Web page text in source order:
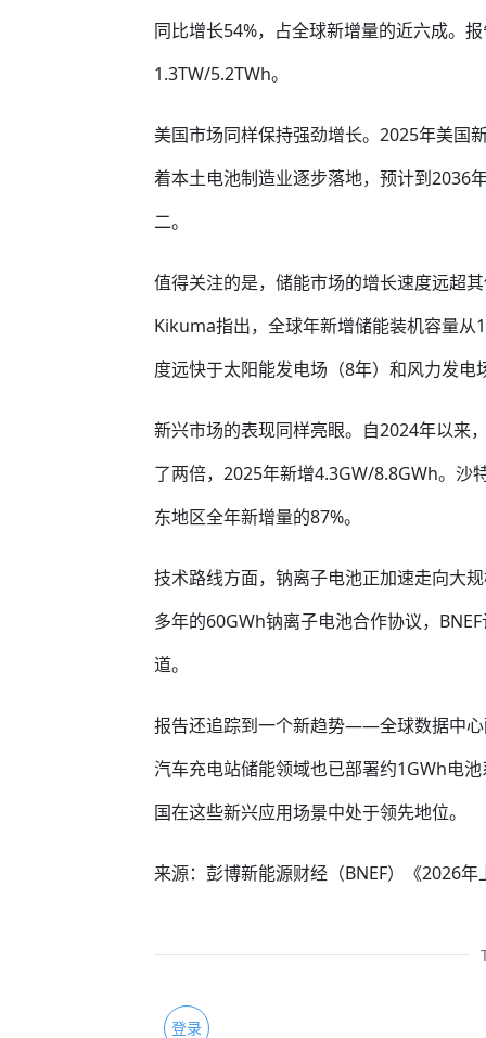
同比增长54%，占全球新增量的近六成。
1.3TW/5.2TWh。
美国市场同样保持强劲增长。2025年美国
着本土电池制造业逐步落地，预计到2036
二。
值得关注的是，储能市场的增长速度远超
Kikuma指出，全球年新增储能装机容量
度远快于太阳能发电场（8年）和风力发电
新兴市场的表现同样亮眼。自2024年以来
了两倍，2025年新增4.3GW/8.8GWh。沙
东地区全年新增量的87%。
技术路线方面，钠离子电池正加速走向大
多年的60GWh钠离子电池合作协议，
道。
报告还追踪到一个新趋势——全球数据中
汽车充电站储能领域也已部署约1GWh电
国在这些新兴应用场景中处于领先地位。
来源：彭博新能源财经（BNEF）《2026
登录